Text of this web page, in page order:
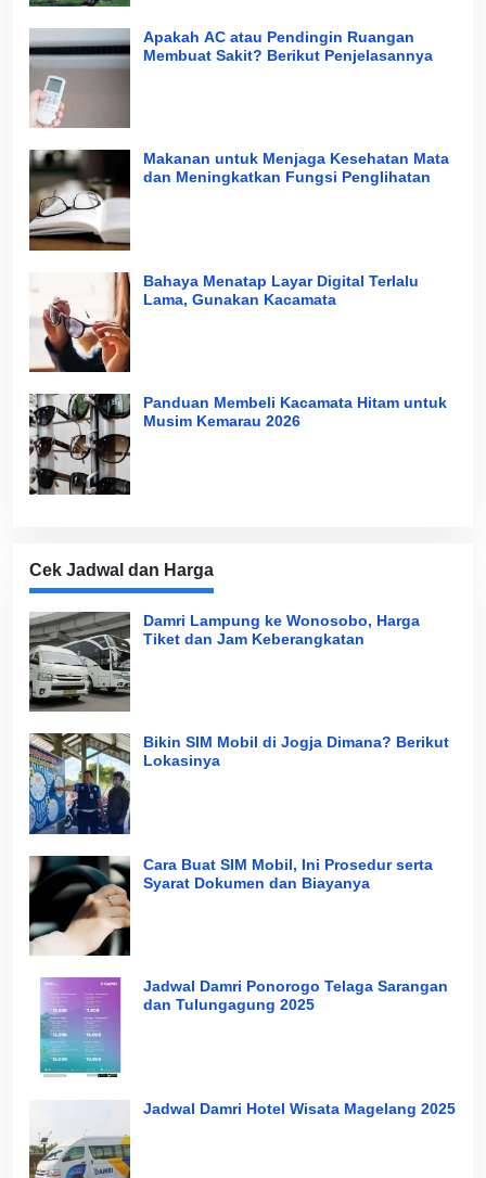
Apakah AC atau Pendingin Ruangan
Membuat Sakit? Berikut Penjelasannya
Makanan untuk Menjaga Kesehatan Mata
dan Meningkatkan Fungsi Penglihatan
Bahaya Menatap Layar Digital Terlalu
Lama, Gunakan Kacamata
Panduan Membeli Kacamata Hitam untuk
Musim Kemarau 2026
Cek Jadwal dan Harga
Damri Lampung ke Wonosobo, Harga
Tiket dan Jam Keberangkatan
Bikin SIM Mobil di Jogja Dimana? Berikut
Lokasinya
Cara Buat SIM Mobil, Ini Prosedur serta
Syarat Dokumen dan Biayanya
Jadwal Damri Ponorogo Telaga Sarangan
dan Tulungagung 2025
Jadwal Damri Hotel Wisata Magelang 2025